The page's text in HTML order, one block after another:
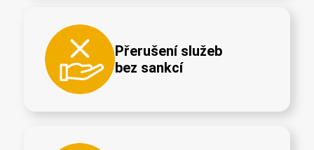
Přerušení služeb
bez sankcí